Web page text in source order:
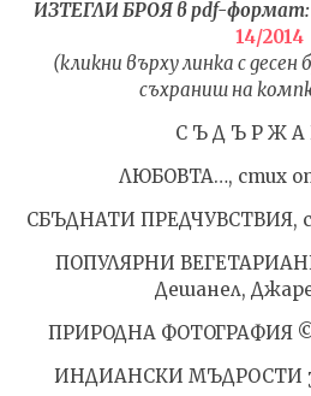
ИЗТЕГЛИ БРОЯ в pdf-формат:
14/2014
(кликни върху линка с десен
съхраниш на
С Ъ Д Ъ Р Ж А
ЛЮБОВТА…, стих
СБЪДНАТИ ПРЕДЧУВСТВИЯ,
ПОПУЛЯРНИ
Дешанел,
ПРИРОДНА ФОТОГРАФИЯ ©
ИНДИАНСКИ МЪДРОСТИ